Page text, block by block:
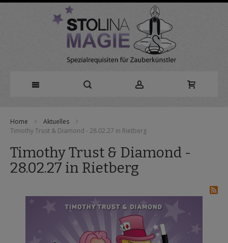
zumHome
Aktuelles
Timothy Trust & Diamond - 28.02.27 in Rietberg
Timothy Trust & Diamond -
28.02.27 in Rietberg